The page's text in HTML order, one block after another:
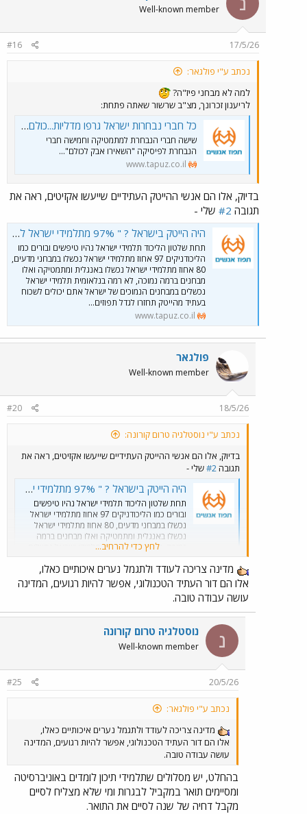
Well-known member
17/5/26
#16
נכתב ע"י פולגאר:
למה לא מבחני פיז"ה?
לריענון זכרונך, מצ"ב שרשור שאתה פתחת:
כל חברי נבחרות ישראל גרפו מדליות...כולם עד אחד...
שישה חברי הנבחרת למתמטיקה וחמישה חברי
הנבחרת לפיסיקה "השאירו אבק לכולם"...
www.tapuz.co.il
בדיוק, אלו הם אנשי ההייטק העתידיים שייעשו אקזיטים, ראה את
תגובה #2 שלי -
היה הייטק בישראל ? " 97% מתלמידי ישראל לא עומדים ברף של משרד החינוך"
תחת שלטון הליכוד תלמידי ישראל נהיו טיפשים ובורים כמו
הליכודניקים 97 אחוז מתלמידי ישראל נכשלו במבחני מדעים,
80 אחוז מתלמידי ישראל נכשלו באנגלית ומתמטיקה ואלו
מבחנים ברמה נמוכה, לא רמה בנלאומית תלמידי ישראל
נכשלים במבחנים הנמוכים של ישראל אתם יכולים לשכוח
בעתיד מהייטק תחזרו לגדל תפוזים...
www.tapuz.co.il
פולגאר
Well-known member
18/5/26
#20
נכתב ע"י נוסטלגיה טרום קורונה:
בדיוק, אלו הם אנשי ההייטק העתידיים שייעשו אקזיטים, ראה את
תגובה #2שלי -
היה הייטק בישראל ? " 97% מתלמידי ישראל לא עומדים ברף של משרד החינוך"
תחת שלטון הליכוד תלמידי ישראל נהיו טיפשים
ובורים כמו הליכודניקים 97 אחוז מתלמידי ישראל
נכשלו במבחני מדעים, 80 אחוז מתלמידי ישראל
נכשלו באנגלית ומתמטיקה ואלו מבחנים ברמה
נמוכה, לא רמה בנלאומית תלמידי ישראל נכשלים
בעתיד מהייטק תחזרו לגדל תפוזים...
www.tapuz.co.il
לחץ כדי להרחיב...
מדינה צריכה לעודד ולתגמל נערים איכותיים כאלו,
אלו הם דור העתיד הטכנולוגי, אפשר להיות רגועים, המדינה
עושה עבודה טובה.
נ נוסטלגיה טרום קורונה
Well-known member
20/5/26
#25
נכתב ע"י פולגאר:
מדינה צריכה לעודד ולתגמל נערים איכותיים כאלו,
אלו הם דור העתיד הטכנולוגי, אפשר להיות רגועים, המדינה
עושה עבודה טובה.
בהחלט, יש מסלולים שתלמידי תיכון לומדים באוניברסיטה
ומסיימים תואר במקביל לבגרות ומי שלא מצליח לסיים
מקבל דחיה של שנה לסיים את התואר.